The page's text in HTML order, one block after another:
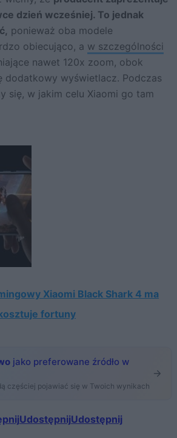
dzień wcześniej. To jednak
ponieważ oba modele
obiecująco, a w szczególności
nawet 120x zoom, obok
dodatkowy wyświetlacz. Podczas
się, w jakim celu Xiaomi go tam
Xiaomi Black Shark 4 ma
fortuny
jako preferowane źródło w
częściej pojawiać się w Twoich wynikach
UdostępnijUdostępnij